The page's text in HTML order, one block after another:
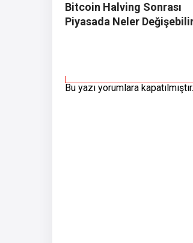
Bitcoin Halving Sonrası
Piyasada Neler
Bu yazı yorumlara kapatılmıştır.